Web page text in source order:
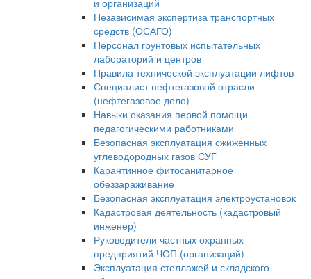
Независимая экспертиза транспортных
средств (ОСАГО)
Персонал грунтовых испытательных
лабораторий и центров
Правила технической эксплуатации лифтов
Специалист нефтегазовой отрасли
(нефтегазовое дело)
Навыки оказания первой помощи
педагогическими работниками
Безопасная эксплуатация сжиженных
углеводородных газов СУГ
Карантинное фитосанитарное
обеззараживание
Безопасная эксплуатация электроустановок
Кадастровая деятельность (кадастровый
инженер)
Руководители частных охранных
предприятий ЧОП (организаций)
Эксплуатация стеллажей и складского